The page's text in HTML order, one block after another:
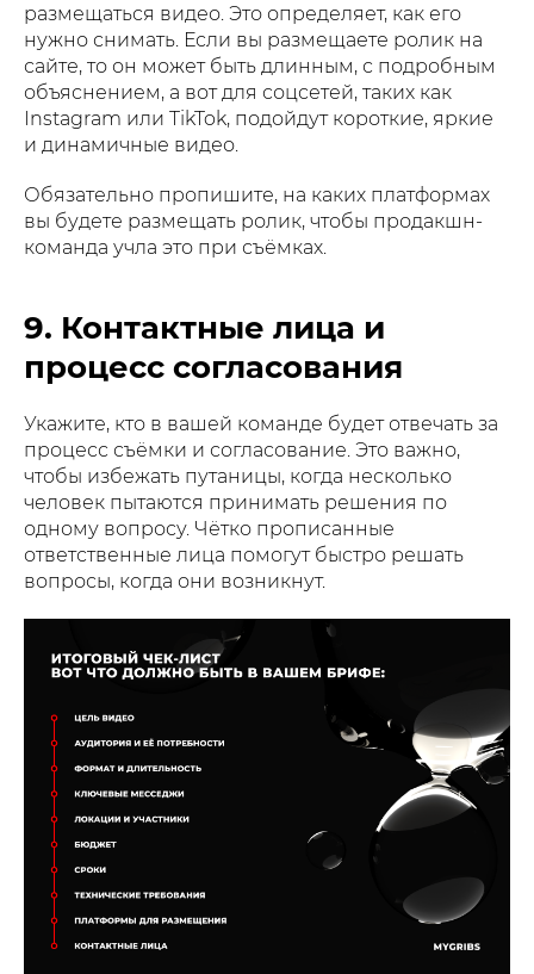
размещаться видео. Это определяет, как его
нужно снимать. Если вы размещаете ролик на
сайте, то он может быть длинным, с подробным
объяснением, а вот для соцсетей, таких как
Instagram или TikTok, подойдут короткие, яркие
и динамичные видео.
Обязательно пропишите, на каких платформах
вы будете размещать ролик, чтобы продакшн-
команда учла это при съёмках.
9. Контактные лица и
процесс согласования
Укажите, кто в вашей команде будет отвечать за
процесс съёмки и согласование. Это важно,
чтобы избежать путаницы, когда несколько
человек пытаются принимать решения по
одному вопросу. Чётко прописанные
ответственные лица помогут быстро решать
вопросы, когда они возникнут.